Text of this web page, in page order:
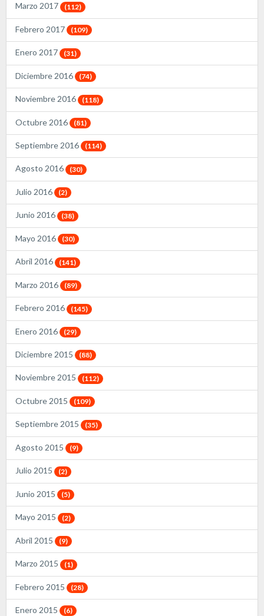
Marzo 2017 (112)
Febrero 2017 (109)
Enero 2017 (31)
Diciembre 2016 (74)
Noviembre 2016 (118)
Octubre 2016 (81)
Septiembre 2016 (114)
Agosto 2016 (30)
Julio 2016 (2)
Junio 2016 (38)
Mayo 2016 (30)
Abril 2016 (141)
Marzo 2016 (89)
Febrero 2016 (145)
Enero 2016 (29)
Diciembre 2015 (88)
Noviembre 2015 (112)
Octubre 2015 (109)
Septiembre 2015 (35)
Agosto 2015 (9)
Julio 2015 (2)
Junio 2015 (5)
Mayo 2015 (2)
Abril 2015 (9)
Marzo 2015 (1)
Febrero 2015 (28)
Enero 2015 (6)